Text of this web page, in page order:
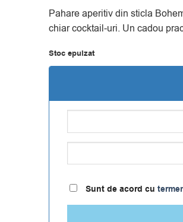
5din 5 pe
baza unei
singure
Pahare aperitiv din sticla
chiar cocktail-uri. Un cadou
Stoc epuizat
Sunt de acord cu